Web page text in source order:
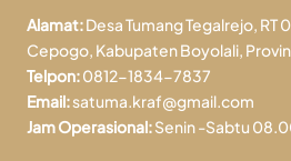
Alamat:Desa Tumang Tegalrejo, RT
Cepogo, Kabupaten Boyolali,
Telpon:0812-1834-7837
Email:satuma.kraf@gmail.com
Jam Operasional:Senin -Sabtu